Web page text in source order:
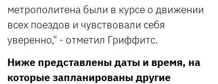
метрополитена были в курсе о движении
всех поездов и чувствовали себя
уверенно," - отметил Гриффитс.
Ниже представлены даты и время, на
которые запланированы другие